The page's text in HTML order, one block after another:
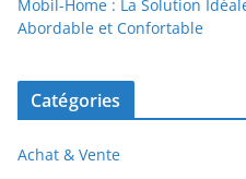
Mobil-Home : La Solution
Abordable et Confortable
Catégories
Achat & Vente